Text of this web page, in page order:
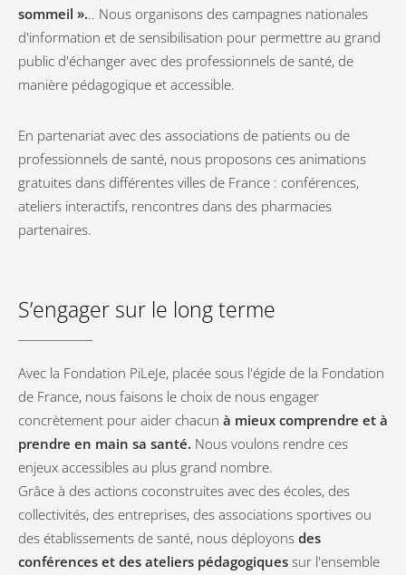
sommeil »... Nous organisons des campagnes nationales
d'information et de sensibilisation pour permettre au grand
public d'échanger avec des professionnels de santé, de
manière pédagogique et accessible.
En partenariat avec des associations de patients ou de
professionnels de santé, nous proposons ces animations
gratuites dans différentes villes de France : conférences,
ateliers interactifs, rencontres dans des pharmacies
partenaires.
S’engager sur le long terme
Avec la Fondation PiLeJe, placée sous l'égide de la Fondation
de France, nous faisons le choix de nous engager
concrètement pour aider chacun à mieux comprendre et à
prendre en main sa santé. Nous voulons rendre ces
enjeux accessibles au plus grand nombre.
Grâce à des actions coconstruites avec des écoles, des
collectivités, des entreprises, des associations sportives ou
des établissements de santé, nous déployons des
conférences et des ateliers pédagogiques sur l'ensemble